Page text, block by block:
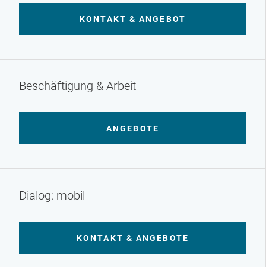
KONTAKT & ANGEBOT
Beschäftigung & Arbeit
ANGEBOTE
Dialog: mobil
KONTAKT & ANGEBOTE